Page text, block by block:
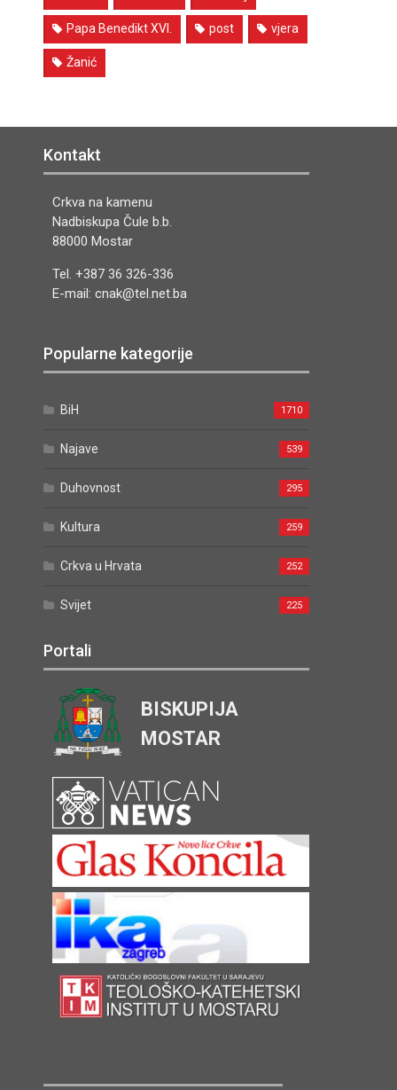
Papa Benedikt XVI. post vjera
Žanić
Kontakt
Crkva na kamenu
Nadbiskupa Čule b.b.
88000 Mostar
Tel. +387 36 326-336
E-mail: cnak@tel.net.ba
Popularne kategorije
BiH 1710
Najave 539
Duhovnost 295
Kultura 259
Crkva u Hrvata 252
Svijet 225
Portali
BISKUPIJA
MOSTAR